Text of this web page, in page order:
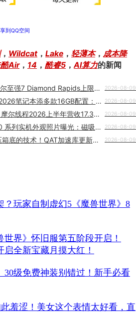
到QQ空间
， Wildcat， Lake ， 轻薄本， 成本降
Air， 14 ， 酷睿5 ， AI算力的新闻
512核版被砍！英特尔至强7 Diamond Rapids上限锁定256核 2026-08-09
华硕无畏Pro14/16 2026笔记本添多款16GB配置：包含锐龙/酷睿版 7499元起 2026-08-09
同比增长147.42%！摩尔线程2026上半年营收17.36亿元：已超2025年全年 2026-08-09
海信墨水屏手机 A10 系列实机外观照片曝光：磁吸彩色 LCD 背屏、一键切换双屏 2026-08-09
英特尔终于掏出了压箱底的技术！QAT加速库更新：CPU不用再干苦力 2026-08-09
？玩家自制虚幻5《魔兽世界》8
界》怀旧服第五阶段开启！
启全新宝藏月摸大红！
30级免费神装别错过！新手必看
羞涩！美女这个表情太好看，直